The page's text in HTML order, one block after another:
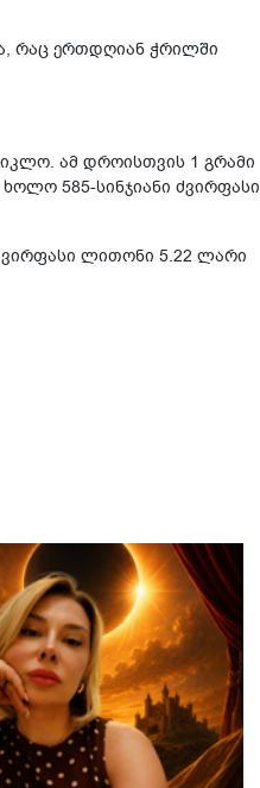
რაც ერთდღიან ჭრილში
ამ დროისთვის 1 გრამი
585-სინჯიანი ძვირფასი
ლითონი 5.22 ლარი